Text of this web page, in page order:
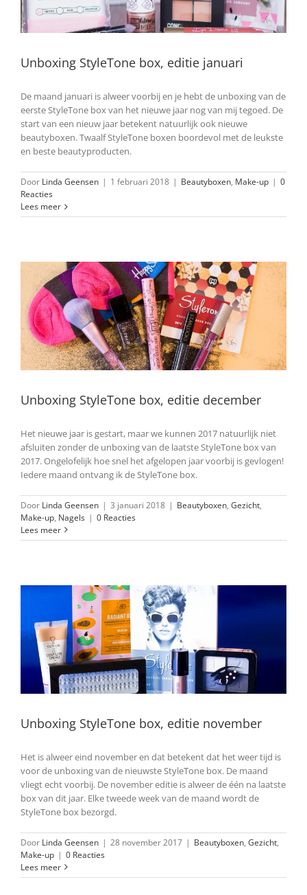
Unboxing StyleTone box, editie januari
De maand januari is alweer voorbij en je hebt de unboxing van de
eerste StyleTone box van het nieuwe jaar nog van mij tegoed. De
start van een nieuw jaar betekent natuurlijk ook nieuwe
beautyboxen. Twaalf StyleTone boxen boordevol met de leukste
en beste beautyproducten.
Door Linda Geensen | 1 februari 2018 | Beautyboxen, Make-up | 0
Reacties
Lees meer
Unboxing StyleTone box, editie december
Het nieuwe jaar is gestart, maar we kunnen 2017 natuurlijk niet
afsluiten zonder de unboxing van de laatste StyleTone box van
2017. Ongelofelijk hoe snel het afgelopen jaar voorbij is gevlogen!
Iedere maand ontvang ik de StyleTone box.
Door Linda Geensen | 3 januari 2018 | Beautyboxen, Gezicht,
Make-up, Nagels | 0 Reacties
Lees meer
Unboxing StyleTone box, editie november
Het is alweer eind november en dat betekent dat het weer tijd is
voor de unboxing van de nieuwste StyleTone box. De maand
vliegt echt voorbij. De november editie is alweer de één na laatste
box van dit jaar. Elke tweede week van de maand wordt de
StyleTone box bezorgd.
Door Linda Geensen | 28 november 2017 | Beautyboxen, Gezicht,
Make-up | 0 Reacties
Lees meer